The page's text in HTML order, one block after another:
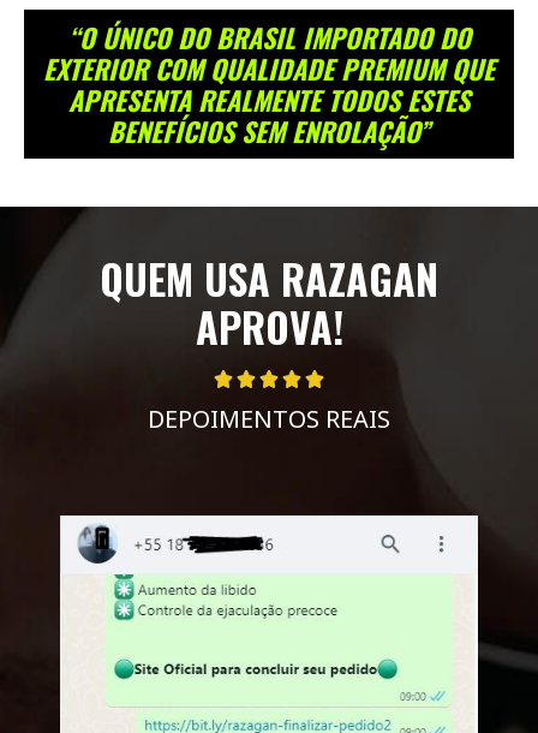
“O ÚNICO DO BRASIL IMPORTADO DO
EXTERIOR COM QUALIDADE PREMIUM QUE
APRESENTA REALMENTE TODOS ESTES
BENEFÍCIOS SEM ENROLAÇÃO”
QUEM USA RAZAGAN
APROVA!

DEPOIMENTOS REAIS